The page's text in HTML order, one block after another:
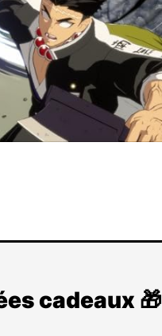
cadeaux 🎁